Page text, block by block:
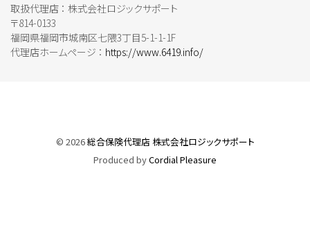
取扱代理店 ： 株式会社ロジックサポート
〒814-0133
福岡県福岡市城南区七隈3丁目5-1-1-1F
代理店ホームページ ： https://www.6419.info/
© 2026総合保険代理店 株式会社ロジックサポート
Produced byCordial Pleasure